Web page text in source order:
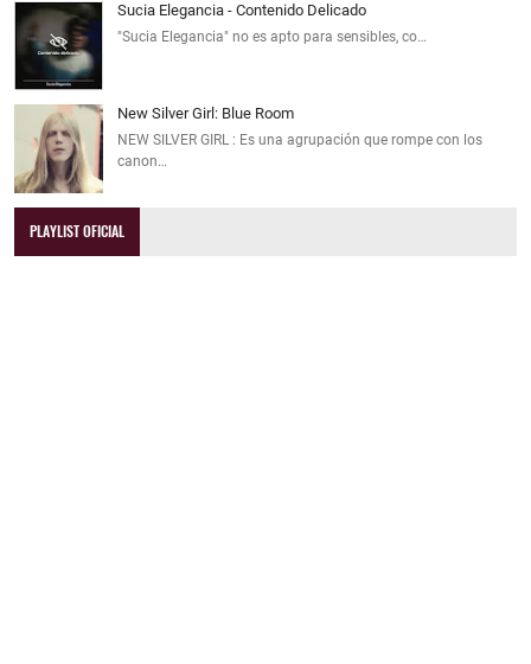
Sucia Elegancia - Contenido Delicado
"Sucia Elegancia" no es apto para sensibles, co…
New Silver Girl: Blue Room
NEW SILVER GIRL : Es una agrupación que rompe con los
canon…
PLAYLIST OFICIAL